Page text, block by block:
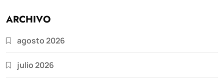
ARCHIVO
agosto 2026
julio 2026